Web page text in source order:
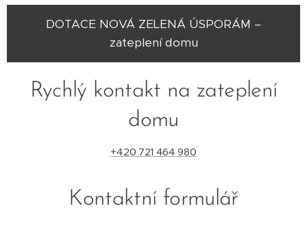
DOTACE NOVÁ ZELENÁ ÚSPORÁM –
zateplení domu
Rychlý kontakt na zateplení
domu
+420 721 464 980
Kontaktní formulář